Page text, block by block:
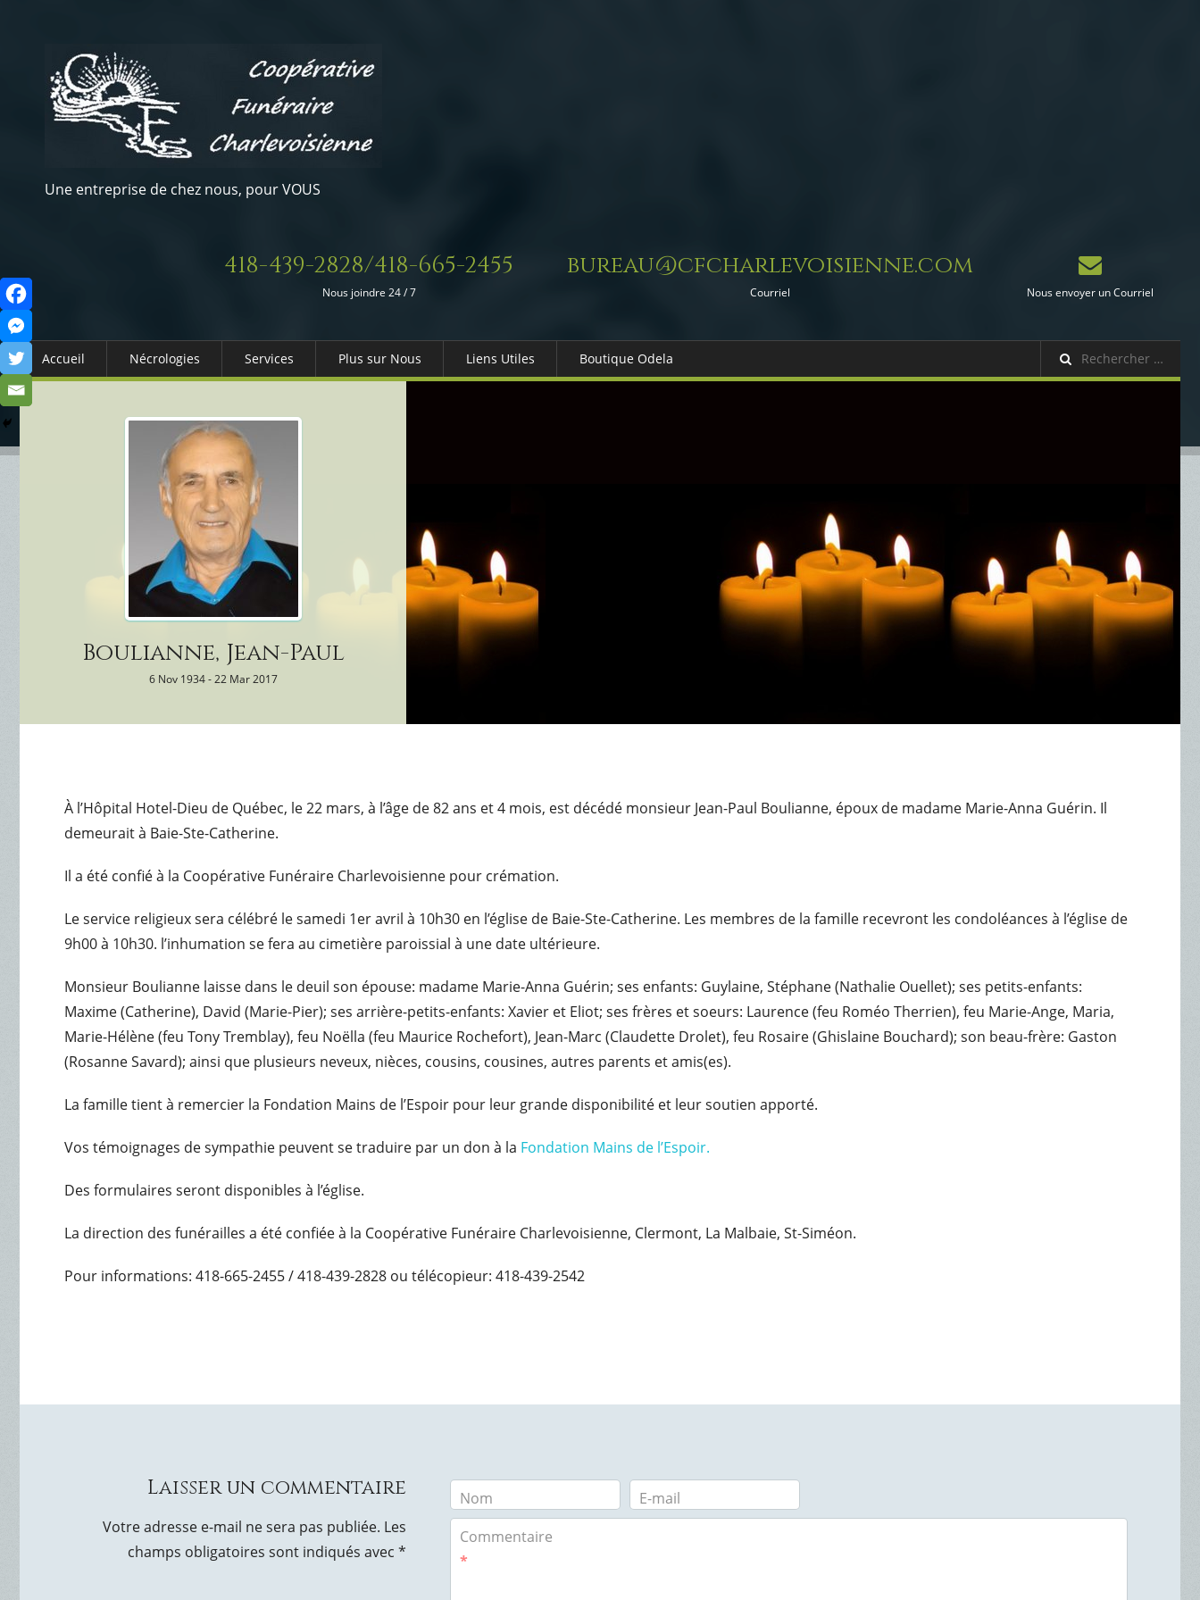
Une entreprise de chez nous, pour VOUS
418-439-2828/418-665-2455
Nous joindre 24 / 7
bureau@cfcharlevoisienne.com
Courriel Nous envoyer un Courriel
Accueil Nécrologies Services
Columbarium
Services Funéraires
Plus sur Nous Liens Utiles Boutique Odela
Boulianne, Jean-Paul
6 Nov 1934 - 22 Mar 2017
À l’Hôpital Hotel-Dieu de Québec, le 22 mars, à l’âge de 82 ans et 4 mois, est décédé monsieur Jean-Paul Boulianne, époux de madame Marie-Anna Guérin. Il
demeurait à Baie-Ste-Catherine.
Il a été confié à la Coopérative Funéraire Charlevoisienne pour crémation.
Le service religieux sera célébré le samedi 1er avril à 10h30 en l’église de Baie-Ste-Catherine. Les membres de la famille recevront les condoléances à l’église de
9h00 à 10h30. l’inhumation se fera au cimetière paroissial à une date ultérieure.
Monsieur Boulianne laisse dans le deuil son épouse: madame Marie-Anna Guérin; ses enfants: Guylaine, Stéphane (Nathalie Ouellet); ses petits-enfants:
Maxime (Catherine), David (Marie-Pier); ses arrière-petits-enfants: Xavier et Eliot; ses frères et soeurs: Laurence (feu Roméo Therrien), feu Marie-Ange, Maria,
Marie-Hélène (feu Tony Tremblay), feu Noëlla (feu Maurice Rochefort), Jean-Marc (Claudette Drolet), feu Rosaire (Ghislaine Bouchard); son beau-frère: Gaston
(Rosanne Savard); ainsi que plusieurs neveux, nièces, cousins, cousines, autres parents et amis(es).
La famille tient à remercier la Fondation Mains de l’Espoir pour leur grande disponibilité et leur soutien apporté.
Vos témoignages de sympathie peuvent se traduire par un don à la Fondation Mains de l’Espoir.
Des formulaires seront disponibles à l’église.
La direction des funérailles a été confiée à la Coopérative Funéraire Charlevoisienne, Clermont, La Malbaie, St-Siméon.
Pour informations: 418-665-2455 / 418-439-2828 ou télécopieur: 418-439-2542
Laisser un commentaire
Votre adresse e-mail ne sera pas publiée. Les
champs obligatoires sont indiqués avec *
Nom
E-mail
Commentaire
*